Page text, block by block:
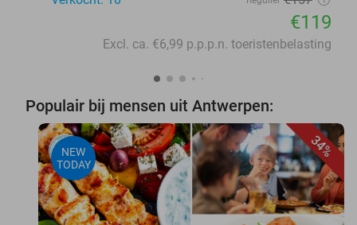
€119
Excl. ca. €6,99 p.p.p.n. toeristenbelasting
Populair bij mensen uit Antwerpen:
34%
NEW
TODAY